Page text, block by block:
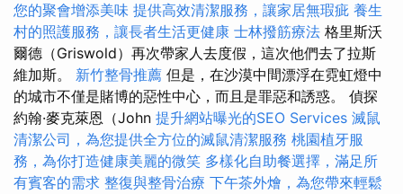
您的聚會增添美味 提供高效清潔服務，讓家居無瑕疵 養生
村的照護服務，讓長者生活更健康 士林撥筋療法 格里斯沃
爾德（Griswold）再次帶家人去度假，這次​​他們去了拉斯
維加斯。 新竹整骨推薦 但是，在沙漠中間漂浮在霓虹燈中
的城市不僅是賭博的惡性中心，而且是罪惡和誘惑。 偵探
約翰·麥克萊恩（John 提升網站曝光的SEO Services 滅鼠
清潔公司，為您提供全方位的滅鼠清潔服務 桃園植牙服
務，為你打造健康美麗的微笑 多樣化自助餐選擇，滿足所
有賓客的需求 整復與整骨治療 下午茶外燴，為您帶來輕鬆